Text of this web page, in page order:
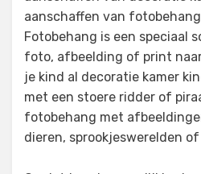
aanschaffen van
Fotobehang is een speciaal
foto, afbeelding of print
je kind al decoratie kamer
met een stoere ridder of
fotobehang met
dieren, sprookjeswerelden of